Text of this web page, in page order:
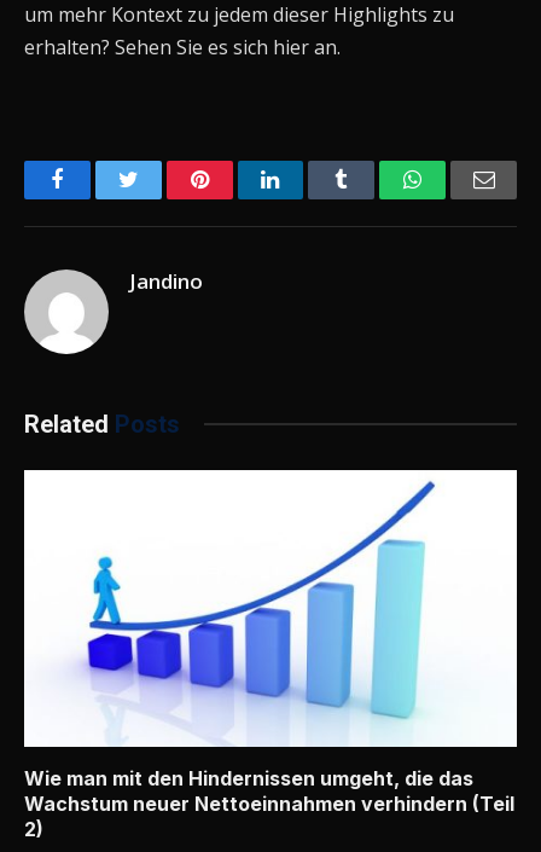
um mehr Kontext zu jedem dieser Highlights zu
erhalten? Sehen Sie es sich hier an.
FacebookTwitter PinterestLinkedIn Tumblr WhatsApp
Jandino
Related Posts
Wie man mit den Hindernissen umgeht, die das
Wachstum neuer Nettoeinnahmen verhindern (Teil
2)